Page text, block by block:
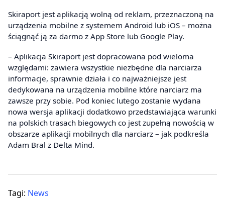
Skiraport jest aplikacją wolną od reklam, przeznaczoną na
urządzenia mobilne z systemem Android lub iOS – można
ściągnąć ją za darmo z App Store lub Google Play.
– Aplikacja Skiraport jest dopracowana pod wieloma
względami: zawiera wszystkie niezbędne dla narciarza
informacje, sprawnie działa i co najważniejsze jest
dedykowana na urządzenia mobilne które narciarz ma
zawsze przy sobie. Pod koniec lutego zostanie wydana
nowa wersja aplikacji dodatkowo przedstawiająca warunki
na polskich trasach biegowych co jest zupełną nowością w
obszarze aplikacji mobilnych dla narciarz – jak podkreśla
Adam Bral z Delta Mind.
Tagi: News